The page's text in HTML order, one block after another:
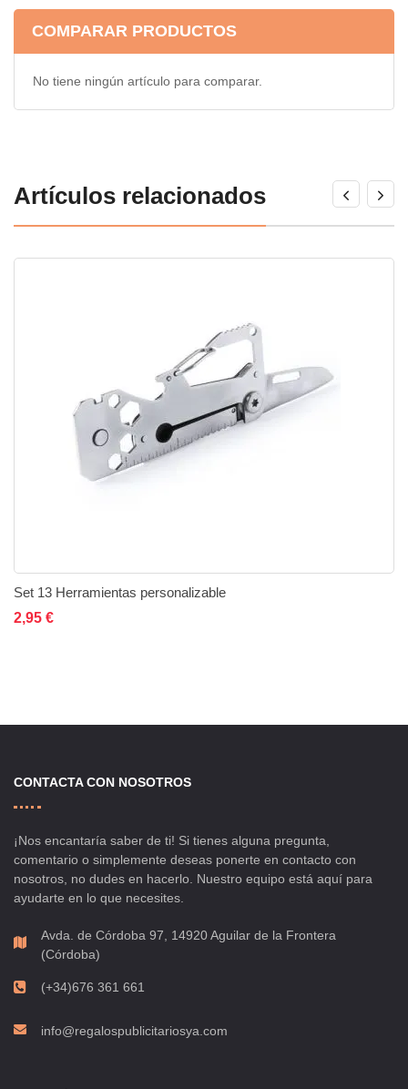
COMPARAR PRODUCTOS
No tiene ningún artículo para comparar.
Artículos relacionados
Set 13 Herramientas personalizable
2,95 €
No está disponible
CONTACTA CON NOSOTROS
¡Nos encantaría saber de ti! Si tienes alguna pregunta,
comentario o simplemente deseas ponerte en contacto con
nosotros, no dudes en hacerlo. Nuestro equipo está aquí para
ayudarte en lo que necesites.
Avda. de Córdoba 97, 14920 Aguilar de la Frontera
(Córdoba)
(+34)676 361 661
info@regalospublicitariosya.com